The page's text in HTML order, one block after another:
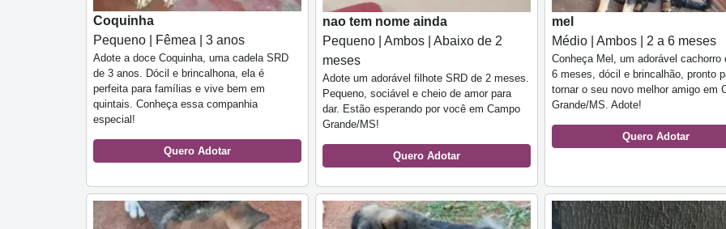
Coquinha
Pequeno | Fêmea | 3 anos
Adote a doce Coquinha, uma cadela SRD
de 3 anos. Dócil e brincalhona, ela é
perfeita para famílias e vive bem em
quintais. Conheça essa companhia
especial!
Quero Adotar
nao tem nome ainda
Pequeno | Ambos | Abaixo de 2
meses
Adote um adorável filhote SRD de 2 meses.
Pequeno, sociável e cheio de amor para
dar. Estão esperando por você em Campo
Grande/MS!
Quero Adotar
mel
Médio | Ambos | 2 a 6 meses
Conheça Mel, um adorável cachorro
6 meses, dócil e brincalhão, pronto
tornar o seu novo melhor amigo em
Grande/MS. Adote!
Quero Adotar